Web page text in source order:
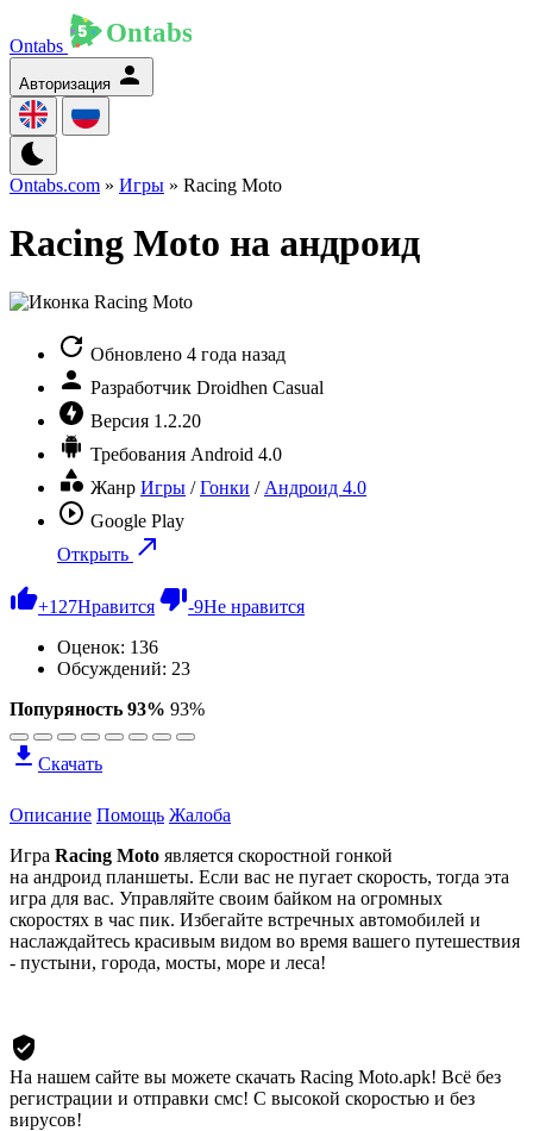
Ontabs
Авторизация
Ontabs.com » Игры » Racing Moto
Racing Moto на андроид
Обновлено 4 года назад
Разработчик Droidhen Casual
Версия 1.2.20
Требования Android 4.0
Жанр Игры /Гонки / Андроид 4.0
Google Play
Открыть
+127Нравится -9Не нравится
Оценок: 136
Обсуждений: 23
Попуряность 93% 93%
Скачать
Описание Помощь Жалоба
Игра Racing Moto является скоростной гонкой
на андроид планшеты. Если вас не пугает скорость, тогда эта
игра для вас. Управляйте своим байком на огромных
скоростях в час пик. Избегайте встречных автомобилей и
наслаждайтесь красивым видом во время вашего путешествия
- пустыни, города, мосты, море и леса!
На нашем сайте вы можете скачать Racing Moto.apk! Всё без
регистрации и отправки смс! С высокой скоростью и без
вирусов!